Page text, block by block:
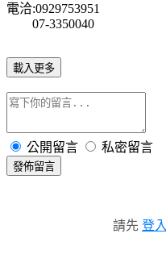
電洽:0929753951
07-3350040
載入更多
公開留言 私密留言
發佈留言
請先 登入